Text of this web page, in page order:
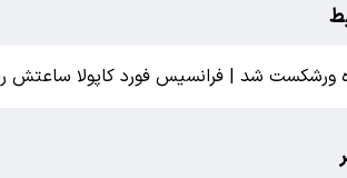
ورشکست شد | فرانسیس فورد کاپولا ساعتش